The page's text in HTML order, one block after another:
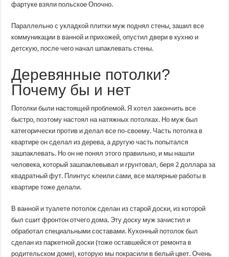
фартуке взяли польское Опочно.
Параллельно с укладкой плитки муж поднял стены, зашил все
коммуникации в ванной и прихожей, опустил двери в кухню и
детскую, после чего начал шпаклевать стены.
Деревянные потолки?
Почему бы и нет
Потолки были настоящей проблемой. Я хотел закончить все
быстро, поэтому настоял на натяжных потолках. Но муж был
категорически против и делал все по-своему. Часть потолка в
квартире он сделал из дерева, а другую часть попытался
зашпаклевать. Но он не понял этого правильно, и мы нашли
человека, который зашпаклевывал и грунтовал, беря 2 доллара за
квадратный фут. Плинтус клеили сами, все малярные работы в
квартире тоже делали.
В ванной и туалете потолок сделан из старой доски, из которой
был сшит фронтон отчего дома. Эту доску муж зачистил и
обработал специальными составами. Кухонный потолок был
сделан из паркетной доски (тоже оставшейся от ремонта в
родительском доме), которую мы покрасили в белый цвет. Очень